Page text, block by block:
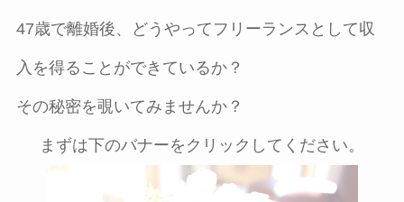
47歳で離婚後、どうやってフリーランスとして収
入を得ることができているか？
その秘密を覗いてみませんか？
まずは下のバナーをクリックしてください。